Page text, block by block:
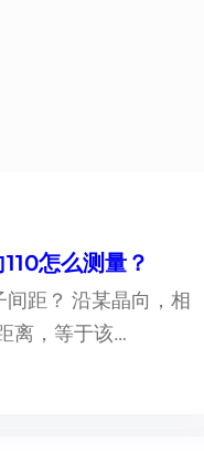
怎么测量？
距？ 沿某晶向，相
离，等于该…